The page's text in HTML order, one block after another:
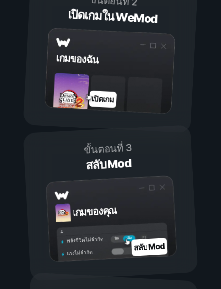
เปิดเกมใน WeMod
เกมของฉัน
เปิดเกม
ขั้นตอนที่ 3
สลับ Mod
เกมของคุณ
เปิด
ปิด
พลังชีวิตไม่จำกัด
แรงไม่จำกัด สลับ Mod